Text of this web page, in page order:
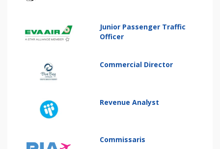
Junior Passenger Traffic
Officer
Commercial Director
Revenue Analyst
Commissaris